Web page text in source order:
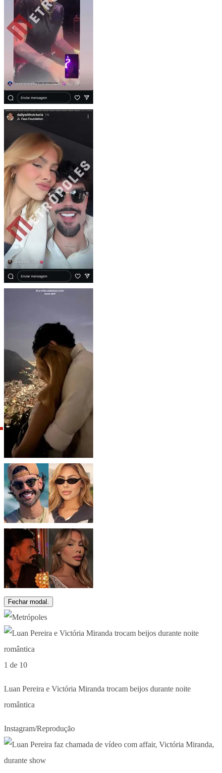
Fechar modal.
1 de 10
Luan Pereira e Victória Miranda trocam beijos durante noite
romântica
Instagram/Reprodução